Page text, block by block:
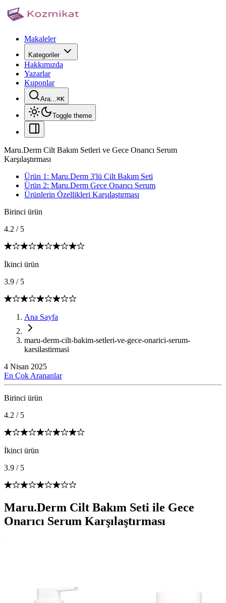
Makaleler
Kategoriler
Hakkımızda
Yazarlar
Kuponlar
Ara...⌘K
Toggle theme
Maru.Derm Cilt Bakım Setleri ve Gece Onarıcı Serum
Karşılaştırması
Ürün 1: Maru.Derm 3'lü Cilt Bakım Seti
Ürün 2: Maru.Derm Gece Onarıcı Serum
Ürünlerin Özellikleri Karşılaştırması
Birinci ürün
4.2 / 5
İkinci ürün
3.9 / 5
Ana Sayfa
maru-derm-cilt-bakim-setleri-ve-gece-onarici-serum-
karsilastirmasi
4 Nisan 2025
En Çok Arananlar
Birinci ürün
4.2 / 5
İkinci ürün
3.9 / 5
Maru.Derm Cilt Bakım Seti ile Gece
Onarıcı Serum Karşılaştırması